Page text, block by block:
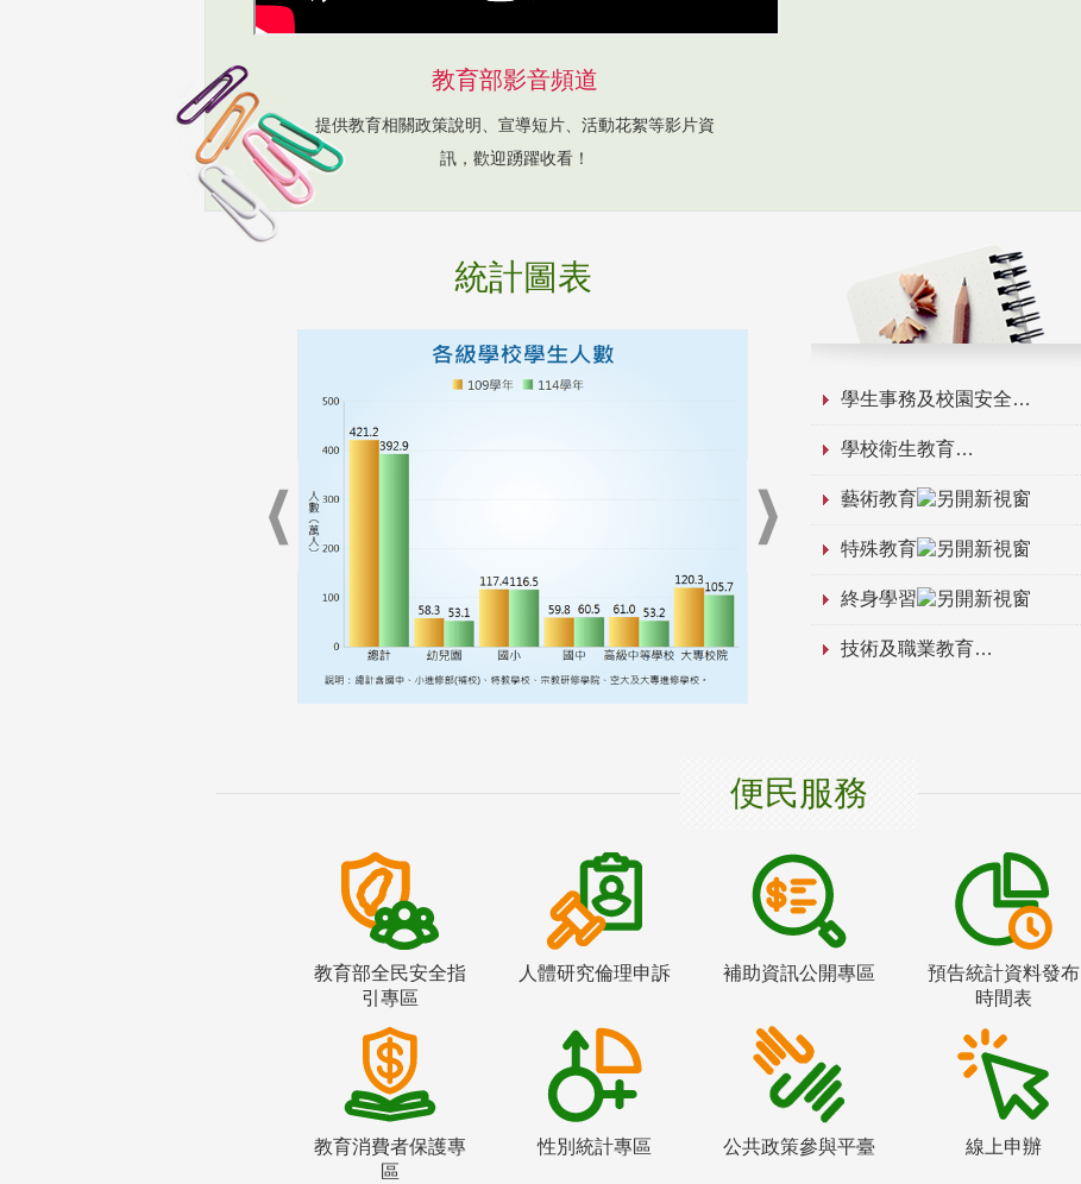
教育部影音頻道
提供教育相關政策說明、宣導短片、活動花絮等影片資
訊，歡迎踴躍收看！
統計圖表
學生事務及校園安全
學校衛生教育
藝術教育
特殊教育
終身學習
技術及職業教育
便民服務
教育部全民安全指
引專區
人體研究倫理申訴 補助資訊公開專區
預告統計資料發布
時間表
教育消費者保護專
區
性別統計專區 公共政策參與平臺 線上申辦